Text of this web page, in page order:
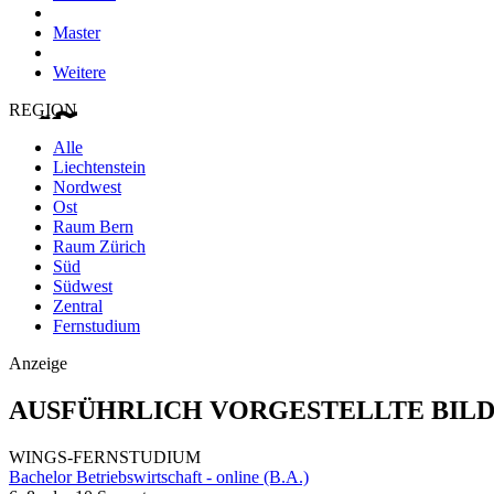
Master
Weitere
REGION
Alle
Liechtenstein
Nordwest
Ost
Raum Bern
Raum Zürich
Süd
Südwest
Zentral
Fernstudium
Anzeige
AUSFÜHRLICH VORGESTELLTE
WINGS-FERNSTUDIUM
Bachelor Betriebswirtschaft - online (B.A.)